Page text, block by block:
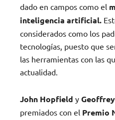
dado en campos como el
inteligencia artificial.
considerados como los
tecnologías, puesto que
las herramientas con las
actualidad.
John Hopfield y
premiados con el Premio